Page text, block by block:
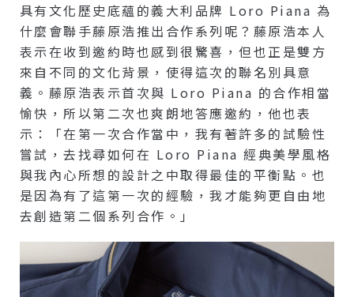
具有文化歷史底蘊的義大利品牌 Loro Piana 為
什麼會聯手藤原浩推出合作系列呢？藤原浩本人
表示在收到邀約時也感到很驚喜，但也正是雙方
來自不同的文化背景，使得這次的聯名別具意
義。藤原浩表示首次與 Loro Piana 的合作相當
愉快，所以第二次也爽朗地答應邀約，他也表
示：「在第一次合作當中，我有著許多的試驗性
嘗試，去找尋如何在 Loro Piana 經典美學風格
與我內心所想的設計之中取得最佳的平衡點。也
是因為有了這第一次的經驗，我才能夠更自由地
去創造第二個系列合作。」